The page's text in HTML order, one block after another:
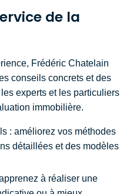
de la
Frédéric Chatelain
conseils concrets et des
experts et les particuliers
immobilière.
: améliorez vos méthodes
détaillées et des modèles
à réaliser une